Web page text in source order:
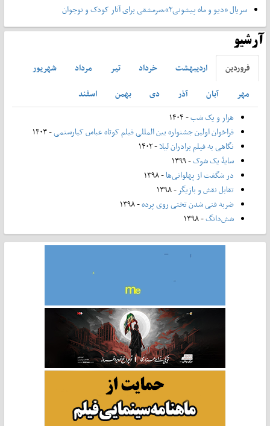
سریال «دیو و ماه پیشونی۲»،سرمشقی برای آثار کودک و نوجوان
آرشیو
فروردين ارديبهشت خرداد تير مرداد
شهريور
مهر
آبان آذر دی بهمن
اسفند
هزار و یک شب- ۱۴۰۴
فراخوان اولین جشنواره بین المللی فیلم کوتاه عباس کیارستمی- ۱۴۰۳
نگاهی به فیلم برادران لیلا- ۱۴۰۲
سایۀ یک شوک- ۱۳۹۹
در شگفت از پهلوانی‌ها- ۱۳۹۸
تقابل نقش و بازیگر- ۱۳۹۸
ضربه فنی شدن تختی روی پرده- ۱۳۹۸
شش‌دانگ- ۱۳۹۸